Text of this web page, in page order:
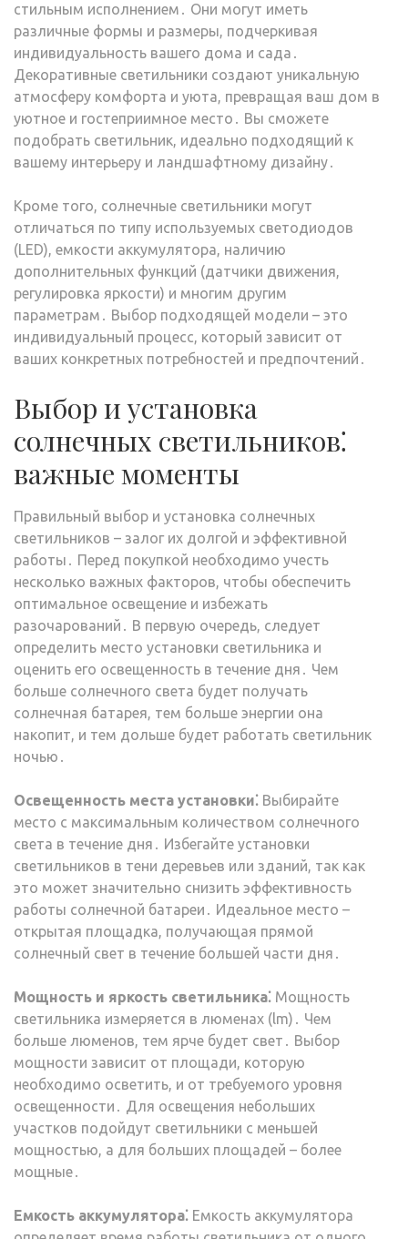
стильным исполнением․ Они могут иметь
различные формы и размеры, подчеркивая
индивидуальность вашего дома и сада․
Декоративные светильники создают уникальную
атмосферу комфорта и уюта, превращая ваш дом в
уютное и гостеприимное место․ Вы сможете
подобрать светильник, идеально подходящий к
вашему интерьеру и ландшафтному дизайну․
Кроме того, солнечные светильники могут
отличаться по типу используемых светодиодов
(LED), емкости аккумулятора, наличию
дополнительных функций (датчики движения,
регулировка яркости) и многим другим
параметрам․ Выбор подходящей модели – это
индивидуальный процесс, который зависит от
ваших конкретных потребностей и предпочтений․
Выбор и установка
солнечных светильников⁚
важные моменты
Правильный выбор и установка солнечных
светильников – залог их долгой и эффективной
работы․ Перед покупкой необходимо учесть
несколько важных факторов, чтобы обеспечить
оптимальное освещение и избежать
разочарований․ В первую очередь, следует
определить место установки светильника и
оценить его освещенность в течение дня․ Чем
больше солнечного света будет получать
солнечная батарея, тем больше энергии она
накопит, и тем дольше будет работать светильник
ночью․
Освещенность места установки⁚ Выбирайте
место с максимальным количеством солнечного
света в течение дня․ Избегайте установки
светильников в тени деревьев или зданий, так как
это может значительно снизить эффективность
работы солнечной батареи․ Идеальное место –
открытая площадка, получающая прямой
солнечный свет в течение большей части дня․
Мощность и яркость светильника⁚ Мощность
светильника измеряется в люменах (lm)․ Чем
больше люменов, тем ярче будет свет․ Выбор
мощности зависит от площади, которую
необходимо осветить, и от требуемого уровня
освещенности․ Для освещения небольших
участков подойдут светильники с меньшей
мощностью, а для больших площадей – более
мощные․
Емкость аккумулятора⁚ Емкость аккумулятора